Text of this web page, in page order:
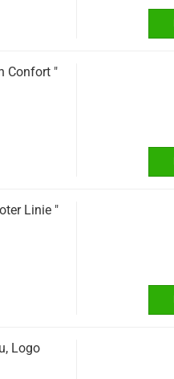
Confort "
Linie "
Logo